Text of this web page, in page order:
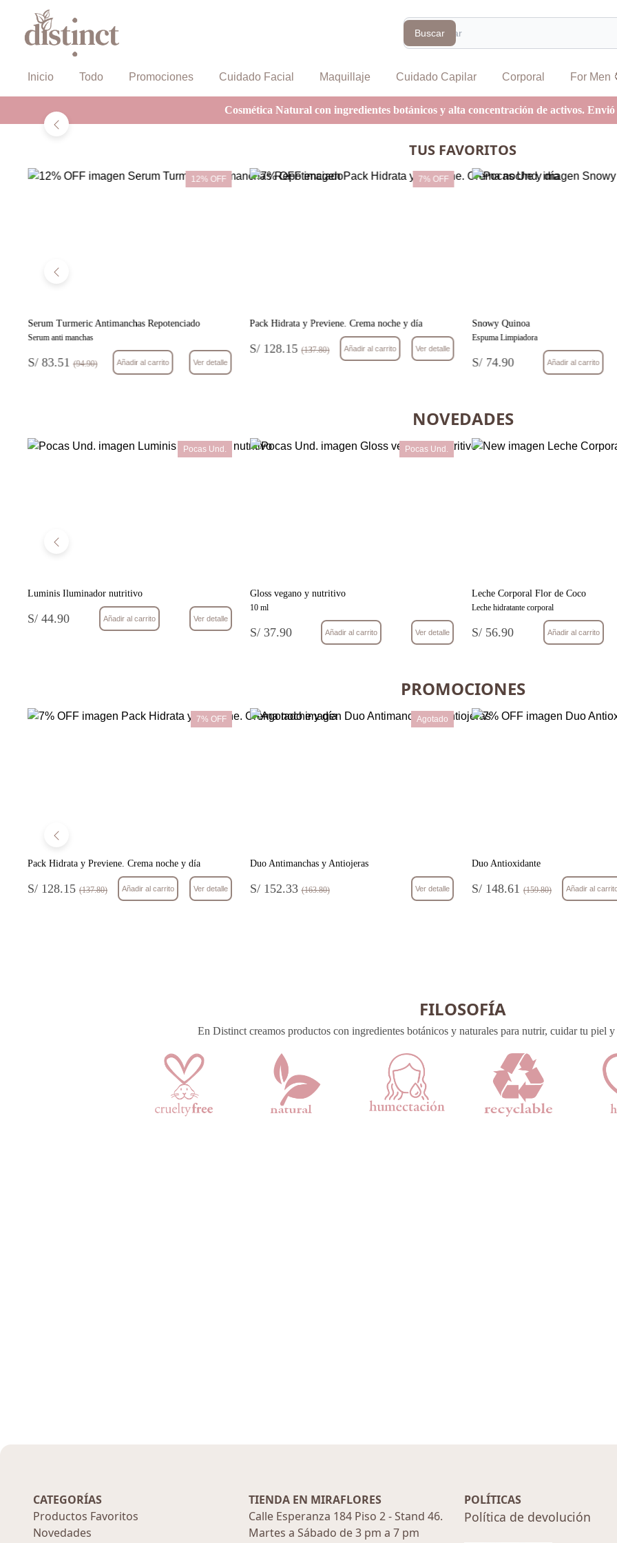
Search
Buscar
Inicio Todo Promociones Cuidado Facial Maquillaje Cuidado Capilar Corporal For Men
Cosmética Natural con ingredientes botánicos y alta concentración de activos. Envió
TUS FAVORITOS
12% OFF
Serum Turmeric Antimanchas Repotenciado
Serum anti manchas
S/ 83.51(94.90) Añadir al carrito Ver detalle
7% OFF
Pack Hidrata y Previene. Crema noche y día
S/ 128.15(137.80) Añadir al carrito Ver detalle
Snowy Quinoa
Espuma Limpiadora
S/ 74.90 Añadir al carrito
NOVEDADES
Pocas Und.
Luminis Iluminador nutritivo
S/ 44.90 Añadir al carrito Ver detalle
Pocas Und.
Gloss vegano y nutritivo
10 ml
S/ 37.90 Añadir al carrito Ver detalle
Leche Corporal Flor de Coco
Leche hidratante corporal
S/ 56.90 Añadir al carrito
PROMOCIONES
7% OFF
Pack Hidrata y Previene. Crema noche y día
S/ 128.15 (137.80) Añadir al carrito Ver detalle
Agotado
Duo Antimanchas y Antiojeras
S/ 152.33(163.80) Ver detalle
Duo Antioxidante
S/ 148.61 (159.80) Añadir al
FILOSOFÍA
En Distinct creamos productos con ingredientes botánicos y naturales para nutrir, cuidar tu piel
CATEGORÍAS
Productos Favoritos
Novedades
TIENDA EN MIRAFLORES
Calle Esperanza 184 Piso 2 - Stand 46.
Martes a Sábado de 3 pm a 7 pm
POLÍTICAS
Política de devolución